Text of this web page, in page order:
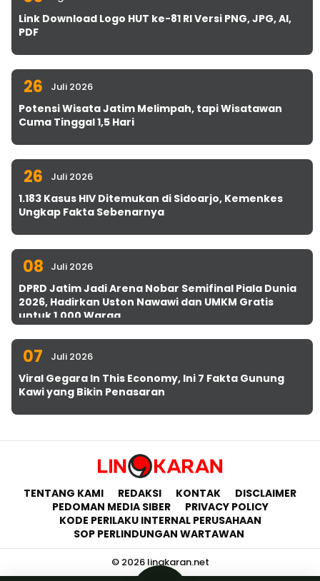
Link Download Logo HUT ke-81 RI Versi PNG, JPG, AI,
PDF
26 Juli 2026
Potensi Wisata Jatim Melimpah, tapi Wisatawan
Cuma Tinggal 1,5 Hari
26 Juli 2026
1.183 Kasus HIV Ditemukan di Sidoarjo, Kemenkes
Ungkap Fakta Sebenarnya
08 Juli 2026
DPRD Jatim Jadi Arena Nobar Semifinal Piala Dunia
2026, Hadirkan Uston Nawawi dan UMKM Gratis
untuk 1.000 Warga
07 Juli 2026
Viral Gegara In This Economy, Ini 7 Fakta Gunung
Kawi yang Bikin Penasaran
TENTANG KAMI REDAKSI KONTAK
DISCLAIMER
PEDOMAN MEDIA SIBER
PRIVACY POLICY
KODE PERILAKU INTERNAL PERUSAHAAN
SOP PERLINDUNGAN WARTAWAN
© 2026 lingkaran.net